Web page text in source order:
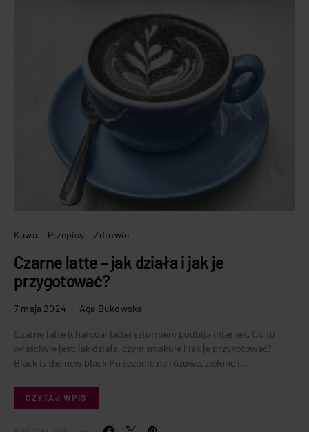
Kawa Przepisy Zdrowie
Czarne latte – jak działa i jak je
przygotować?
7 maja 2024 Aga Bukowska
Czarne latte (charcoal latte) szturmem podbija internet. Co to
właściwie jest, jak działa, czym smakuje i jak je przygotować?
Black is the new black Po sezonie na różowe, zielone i…
CZYTAJ WPIS